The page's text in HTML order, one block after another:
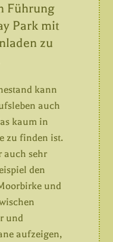
Führung
Park mit
zu
kann
auch
kaum in
zu finden ist.
auch sehr
den
und
und
aufzeigen,